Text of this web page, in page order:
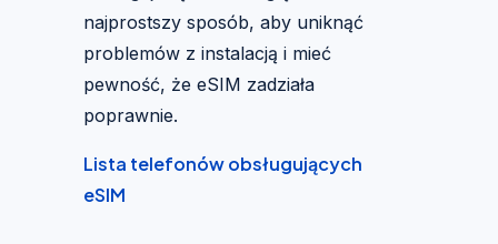
najprostszy sposób, aby uniknąć
problemów z instalacją i mieć
pewność, że eSIM zadziała
poprawnie.
Lista telefonów obsługujących
eSIM